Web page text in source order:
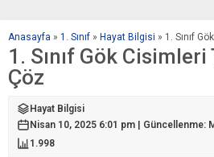
Anasayfa » 1. Sınıf » Hayat Bilgisi » 1. Sınıf
1. Sınıf Gök
Çöz
Hayat Bilgisi
Nisan 10, 2025 6:01 pm | Güncellenme:
1.998